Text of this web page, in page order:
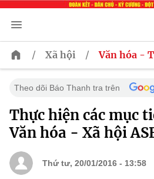
/ Xã hội / Văn hóa -
Theo dõi Báo Thanh tra trên
Thực hiện các mục
Văn hóa - Xã hội
Thứ tư, 20/01/2016 - 13:58